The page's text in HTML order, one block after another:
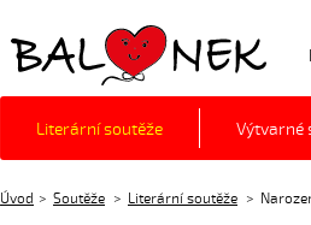
Balónek z.s.
Literární soutěže Výtvarné
Úvod Soutěže Literární soutěže